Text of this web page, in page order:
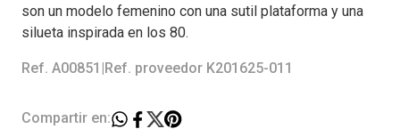
son un modelo femenino con una sutil plataforma y una
silueta inspirada en los 80.
Ref. A00851 Ref. proveedor K201625-011
Compartir en: